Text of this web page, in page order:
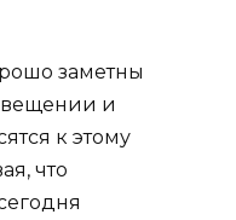
заметны
и
к этому
что